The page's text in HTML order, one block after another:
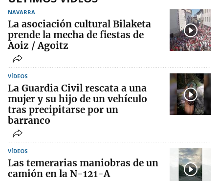
NAVARRA
La asociación cultural Bilaketa
prende la mecha de fiestas de
Aoiz / Agoitz
VÍDEOS
La Guardia Civil rescata a una
mujer y su hijo de un vehículo
tras precipitarse por un
barranco
VÍDEOS
Las temerarias maniobras de un
camión en la N-121-A